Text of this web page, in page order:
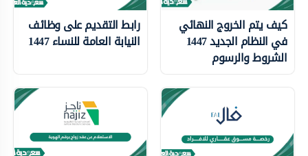
كيف يتم الخروج النهائي
في النظام الجديد 1447
الشروط والرسوم
رابط التقديم على وظائف
النيابة العامة للنساء 1447